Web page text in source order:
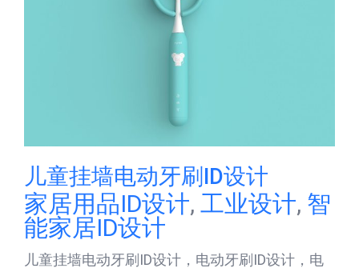
儿童挂墙电动牙刷ID设计
家居用品ID设计, 工业设计, 智
能家居ID设计
儿童挂墙电动牙刷ID设计，电动牙刷ID设计，电